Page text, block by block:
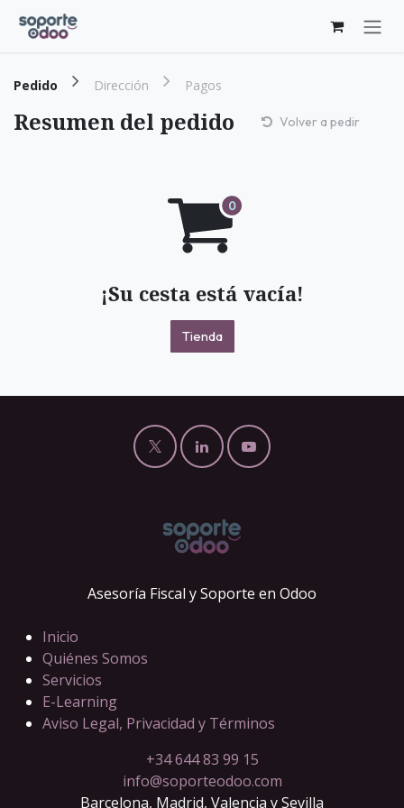
Pedido Dirección Pagos
Resumen del pedido Volver a pedir
¡Su cesta está vacía!
Tienda
Inicio
Quiénes Somos
Servicios
E-Learning
Aviso Legal, Privacidad y Términos
Asesoría Fiscal y Soporte en Odoo
+34 644 83 99 15
info@soporteodoo.com
Barcelona, Madrid, Valencia y Sevilla